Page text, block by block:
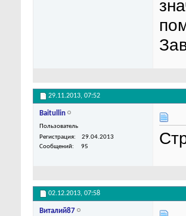
29.11.2013, 07:52
Baitullin
Пользователь
Регистрация
29.04.2013
Сообщений
95
02.12.2013, 07:58
Виталий87